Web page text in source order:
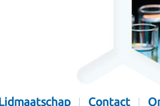
Lidmaatschap Contact